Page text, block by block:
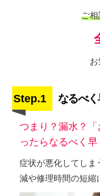
ご相
お
Step.1 なるべく
つまり？漏水？
ったらなるべく早
症状が悪化してしま
減や修理時間の短縮